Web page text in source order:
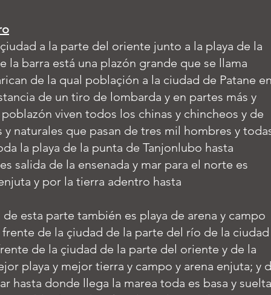
a la parte del oriente junto a la playa de la
la barra está una plazón grande que se llama
de la qual poblaçión a la ciudad de Patane
de un tiro de lombarda y en partes más y
viven todos los chinas y chincheos y de
y naturales que pasan de tres mil hombres y
la playa de la punta de Tanjonlubo hasta
salida de la ensenada y mar para el norte es
y por la tierra adentro hasta
esta parte también es playa de arena y campo
de la çiudad de la parte del río de la ciudad
de la çiudad de la parte del oriente y de la
playa y mejor tierra y campo y arena enjuta; y
hasta donde llega la marea toda es basa y